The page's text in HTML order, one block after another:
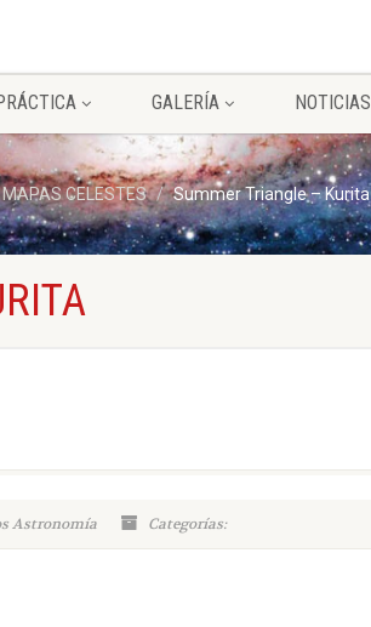
GALERÍA NOTICIAS
MAPAS CELESTES Summer Triangle – Kurita
Astronomía Categorías: